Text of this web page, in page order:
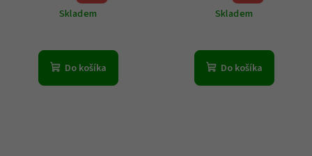
Skladem
Do košíka
Skladem
Do košíka